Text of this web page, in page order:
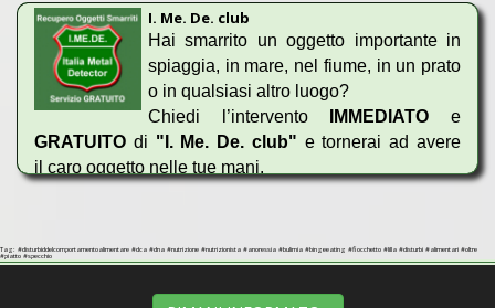
I. Me. De. club
Hai smarrito un oggetto importante in
spiaggia, in mare, nel fiume, in un prato
o in qualsiasi altro luogo?
Chiedi l’intervento
IMMEDIATO e
GRATUITO di " I. Me. De. club" e tornerai ad avere
il caro oggetto nelle tue mani.
Devi ritrovare dei tombini interrati o tubature e non sai
Tag: #disturbiddelcomportamentoalimentare #dca #dna #nutrizione #nutrizionista #anoressia #bulimia #bingeeating #fiocchetto #lilla #disturbi #alimentari #oltre
#piatto #specchio